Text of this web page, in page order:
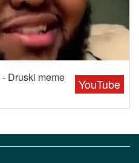
YouTube
Druski meme